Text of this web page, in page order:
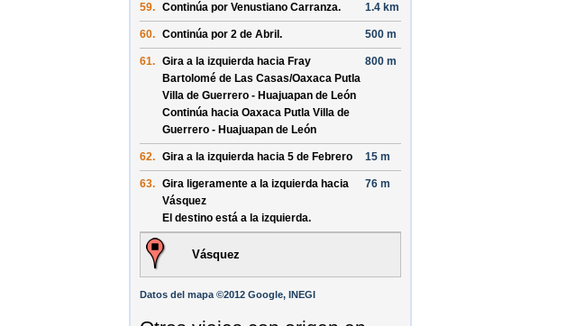
59. Continúa por Venustiano Carranza. 1.4 km
60. Continúa por 2 de Abril . 500 m
61. Gira a la izquierda hacia Fray
Bartolomé de Las Casas/Oaxaca Putla
Villa de Guerrero - Huajuapan de León
Continúa hacia Oaxaca Putla Villa de
Guerrero - Huajuapan de León
800 m
62. Gira a la izquierda hacia 5 de Febrero 15 m
63. Gira ligeramente a la izquierda hacia
Vásquez
El destino está a la izquierda.
76 m
Vásquez
Datos del mapa ©2012 Google, INEGI